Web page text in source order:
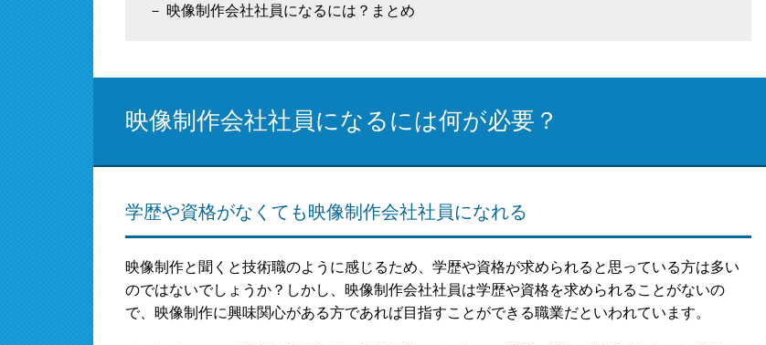
映像制作会社社員になるには？まとめ
映像制作会社社員になるには何が必要？
学歴や資格がなくても映像制作会社社員になれる
映像制作と聞くと技術職のように感じるため、学歴や資格が求められると思っている方は多い
のではないでしょうか？しかし、映像制作会社社員は学歴や資格を求められることがないの
で、映像制作に興味関心がある方であれば目指すことができる職業だといわれています。